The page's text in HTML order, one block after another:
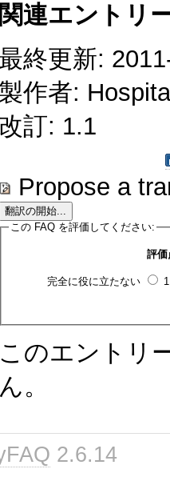
関連エントリ
終更新:
製作者:
改訂: 1.1
Propose a
この FAQ を評価してください:
評価
完全に役に立たない
このエントリ
ん。
2.6.14